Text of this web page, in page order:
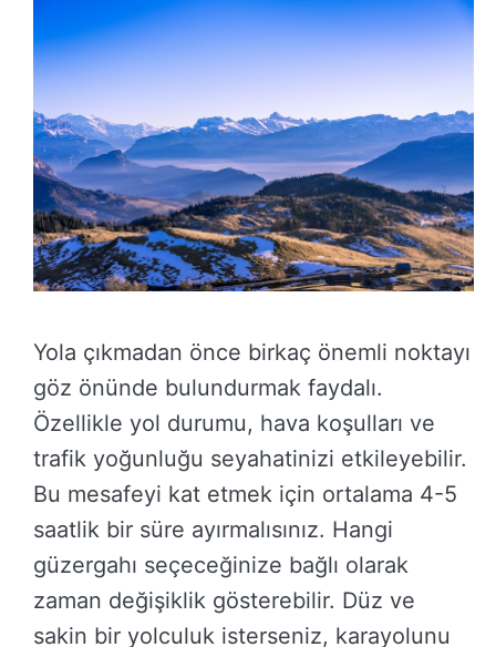
Yola çıkmadan önce birkaç önemli noktayı
göz önünde bulundurmak faydalı.
Özellikle yol durumu, hava koşulları ve
trafik yoğunluğu seyahatinizi etkileyebilir.
Bu mesafeyi kat etmek için ortalama 4-5
saatlik bir süre ayırmalısınız. Hangi
güzergahı seçeceğinize bağlı olarak
zaman değişiklik gösterebilir. Düz ve
sakin bir yolculuk isterseniz, karayolunu